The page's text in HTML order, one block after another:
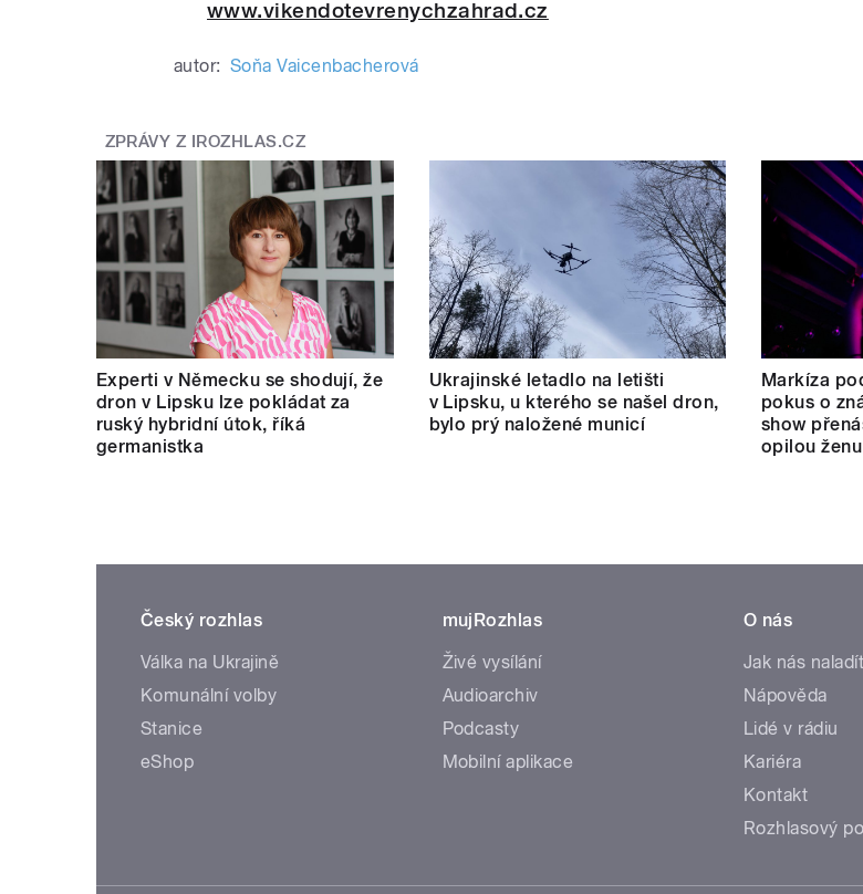
www.vikendotevrenychzahrad.cz
autor: Soňa Vaicenbacherová
ZPRÁVY Z IROZHLAS.CZ
Experti v Německu se shodují, že
dron v Lipsku lze pokládat za
ruský hybridní útok, říká
germanistka
Ukrajinské letadlo na letišti
v Lipsku, u kterého se našel dron,
bylo prý naložené municí
Markíza
pokus o
show
opilou ženu
Český rozhlas
Válka na Ukrajině
Komunální volby
Stanice
eShop
mujRozhlas
Živé vysílání
Audioarchiv
Podcasty
Mobilní aplikace
O nás
Jak nás
Nápověda
Lidé v rádiu
Kariéra
Kontakt
Rozhlasový